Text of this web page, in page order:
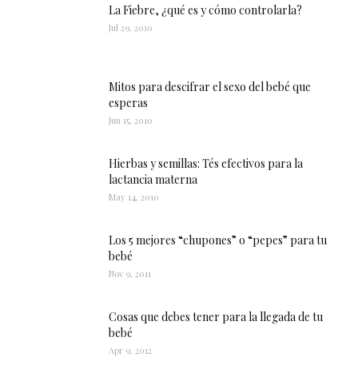
La Fiebre, ¿qué es y cómo controlarla?
Jul 29, 2010
Mitos para descifrar el sexo del bebé que
esperas
Jun 15, 2010
Hierbas y semillas: Tés efectivos para la
lactancia materna
May 14, 2010
Los 5 mejores “chupones” o “pepes” para tu
bebé
Nov 9, 2011
Cosas que debes tener para la llegada de tu
bebé
Apr 9, 2012